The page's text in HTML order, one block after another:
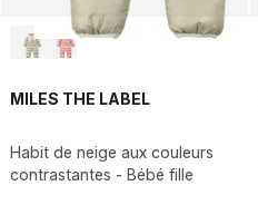
MILES THE LABEL
Habit de neige aux couleurs
contrastantes - Bébé fille